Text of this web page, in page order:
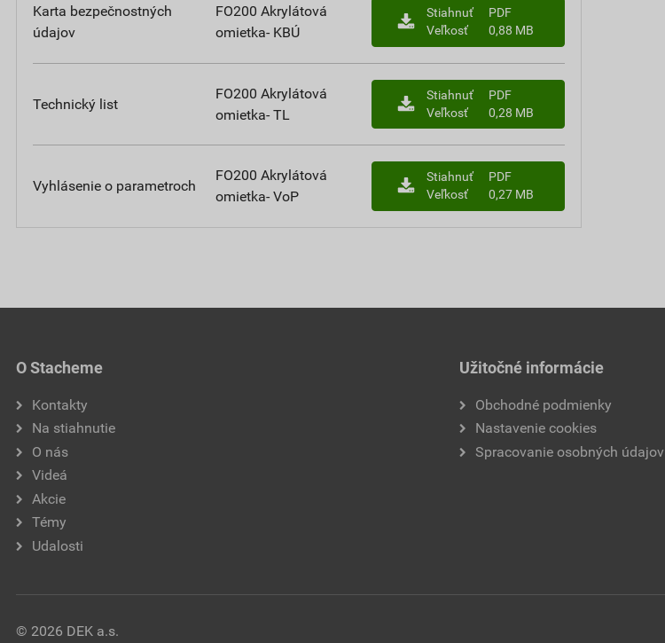
Karta bezpečnostných
údajov
FO200 Akrylátová
omietka- KBÚ
Stiahnuť
PDF
Veľkosť
0,88 MB
Technický list
FO200 Akrylátová
omietka- TL
Stiahnuť
PDF
Veľkosť
0,28 MB
Vyhlásenie o parametroch
FO200 Akrylátová
omietka- VoP
Stiahnuť
PDF
Veľkosť
0,27 MB
O Stacheme
Kontakty
Na stiahnutie
O nás
Videá
Akcie
Témy
Udalosti
Užitočné informácie
Obchodné podmienky
Nastavenie cookies
Spracovanie osobných údajov
© 2026 DEK a.s.